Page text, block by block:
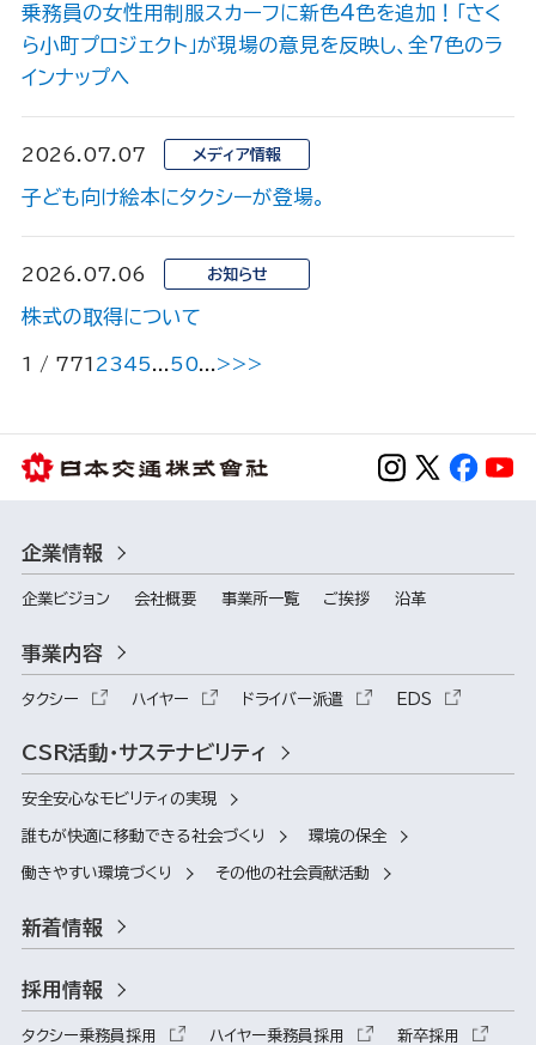
乗務員の女性用制服スカーフに新色4色を追加！「さく
ら小町プロジェクト」が現場の意見を反映し、全7色のラ
インナップへ
2026.07.07 メディア情報
子ども向け絵本にタクシーが登場。
2026.07.06 お知らせ
株式の取得について
1 / 771 2 345...50...>>>
企業情報
企業ビジョン 会社概要 事業所一覧 ご挨拶 沿革
事業内容
タクシー ハイヤー ドライバー派遣 EDS
CSR活動・サステナビリティ
安全安心なモビリティの実現
誰もが快適に移動できる社会づくり 環境の保全
働きやすい環境づくり その他の社会貢献活動
新着情報
採用情報
タクシー乗務員採用 ハイヤー乗務員採用 新卒採用